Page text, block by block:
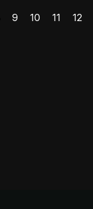
9 10 11
12